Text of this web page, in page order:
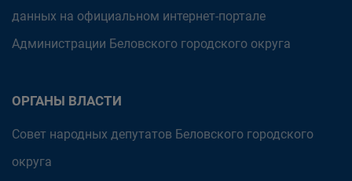
данных на официальном интернет-портале
Администрации Беловского городского округа
ОРГАНЫ ВЛАСТИ
Совет народных депутатов Беловского городского
округа